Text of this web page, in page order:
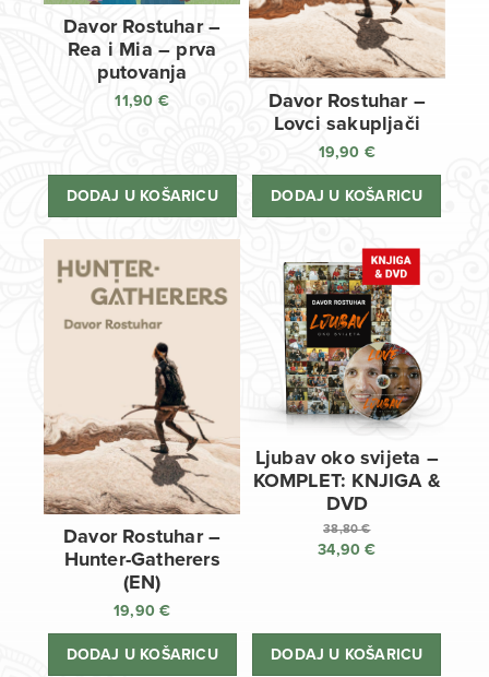
Davor Rostuhar –
Rea i Mia – prva
putovanja
11,90 €
DODAJ U KOŠARICU
Davor Rostuhar –
Lovci sakupljači
19,90 €
DODAJ U KOŠARICU
Davor Rostuhar –
Hunter-Gatherers
(EN)
19,90€
DODAJ U KOŠARICU
Ljubav oko svijeta –
KOMPLET: KNJIGA &
DVD
38,80€
Izvorna
38,80 €.
34,90€
34,90 €.
DODAJ U KOŠARICU